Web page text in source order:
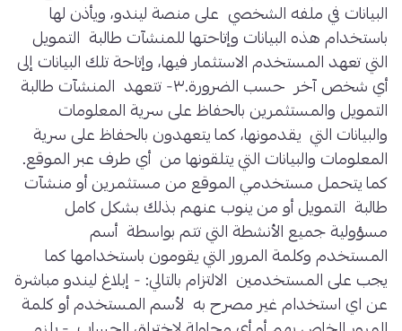
البيانات في ملفه الشخصي على منصة ليندو، ويأذن لها
باستخدام هذه البيانات وإتاحتها للمنشآت طالبة التمويل
التي تعهد المستخدم الاستثمار فيها، وإتاحة تلك البيانات إلى
أي شخص آخر حسب الضرورة.٣- تتعهد المنشآت طالبة
التمويل والمستثمرين بالحفاظ على سرية المعلومات
والبيانات التي يقدمونها، كما يتعهدون بالحفاظ على سرية
المعلومات والبيانات التي يتلقونها من أي طرف عبر الموقع.
كما يتحمل مستخدمي الموقع من مستثمرين أو منشآت
طالبة التمويل أو من ينوب عنهم بذلك بشكل كامل
مسؤولية جميع الأنشطة التي تتم بواسطة أسم
المستخدم وكلمة المرور التي يقومون باستخدامها كما
يجب على المستخدمين الالتزام بالتالي: - إبلاغ ليندو مباشرة
عن اي استخدام غير مصرح به لأسم المستخدم أو كلمة